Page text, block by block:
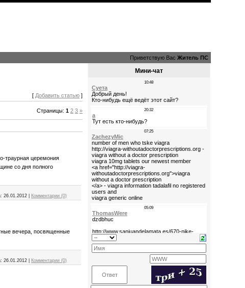
Приветствую Вас Житель ПС
[ Добавить статью ]
Страницы:1 2 3 »
траурная церемония
со дня полного
26.01.2012 Комментарии (0)
вечера, посвященные
26.01.2012 Комментарии (0)
Мини-чат